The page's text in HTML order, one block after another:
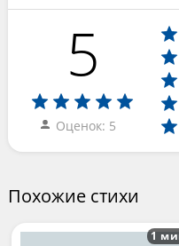
5
Оценок: 5
Похожие стихи
1